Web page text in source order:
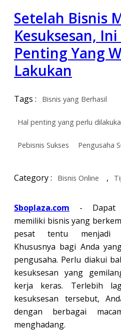
Setelah Bisnis
Kesuksesan,
Penting Yang
Lakukan
Tags : Bisnis yang Berhasil
Hal penting yang perlu
Pebisnis Sukses Pengusaha
Category : Bisnis Online ,
Sboplaza.com - Dapat
memiliki bisnis yang
pesat tentu menjadi
Khususnya bagi Anda
pengusaha. Perlu diakui
kesuksesan yang
kerja keras. Terlebih
kesuksesan tersebut,
dengan berbagai
menghadang.